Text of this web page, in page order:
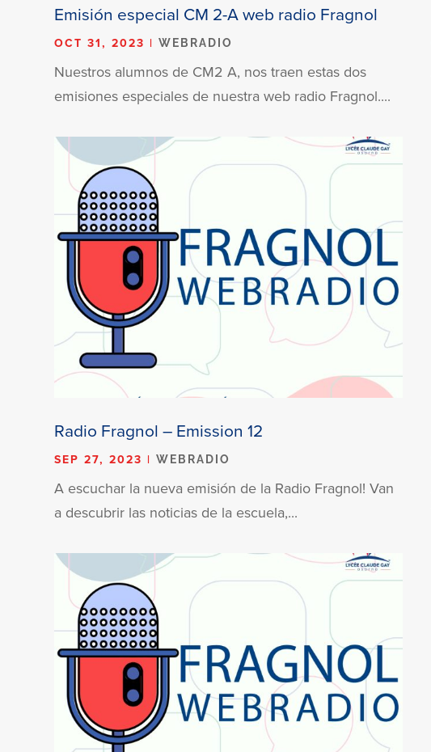
Emisión especial CM 2-A web radio Fragnol
OCT 31, 2023 |WEBRADIO
Nuestros alumnos de CM2 A, nos traen estas dos
emisiones especiales de nuestra web radio Fragnol....
Radio Fragnol – Emission 12
SEP 27, 2023 |WEBRADIO
A escuchar la nueva emisión de la Radio Fragnol! Van
a descubrir las noticias de la escuela,...